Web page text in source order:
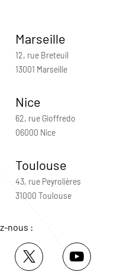
Marseille
12, rue Breteuil
13001 Marseille
Nice
62, rue Gioffredo
06000 Nice
Toulouse
43, rue Peyrolières
31000 Toulouse
nous :